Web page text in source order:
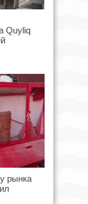
Quyliq
рынка